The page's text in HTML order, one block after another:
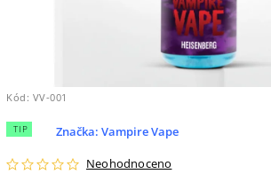
Kód: VV-001
TIP
Neohodnoceno
Značka: Vampire Vape